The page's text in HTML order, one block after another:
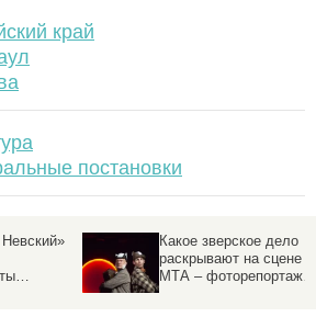
край
постановки
Какое зверское дело
раскрывают на сцене
МТА – фоторепортаж